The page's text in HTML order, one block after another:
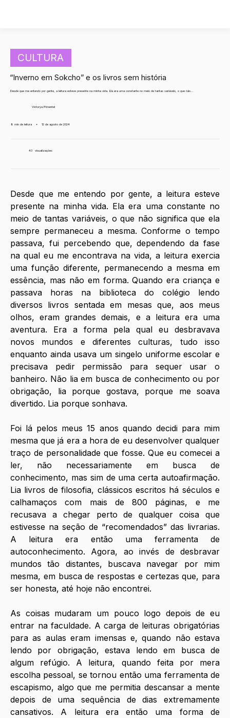
CULTURA
“Inverno em Sokcho” e os livros sem história
Desde que me entendo por gente, a leitura esteve presente na minha vida. Ela era uma constante no meio de tantas variáveis, o que não...
Victorya Pimentel
8 min de leitura • 12 de agosto de 2024
43 visualizações
Desde que me entendo por gente, a leitura esteve
presente na minha vida. Ela era uma constante no
meio de tantas variáveis, o que não significa que ela
sempre permaneceu a mesma. Conforme o tempo
passava, fui percebendo que, dependendo da fase
na qual eu me encontrava na vida, a leitura exercia
uma função diferente, permanecendo a mesma em
essência, mas não em forma. Quando era criança e
passava horas na biblioteca do colégio lendo
diversos livros sentada em mesas que, aos meus
olhos, eram grandes demais, e a leitura era uma
aventura. Era a forma pela qual eu desbravava
novos mundos e diferentes culturas, tudo isso
enquanto ainda usava um singelo uniforme escolar e
precisava pedir permissão para sequer usar o
banheiro. Não lia em busca de conhecimento ou por
obrigação, lia porque gostava, porque me soava
divertido. Lia porque sonhava.
Foi lá pelos meus 15 anos quando decidi para mim
mesma que já era a hora de eu desenvolver qualquer
traço de personalidade que fosse. Que eu comecei a
ler, não necessariamente em busca de
conhecimento, mas sim de uma certa autoafirmação.
Lia livros de filosofia, clássicos escritos há séculos e
calhamaços com mais de 800 páginas, e me
recusava a chegar perto de qualquer coisa que
estivesse na seção de “recomendados” das livrarias.
A leitura era então uma ferramenta de
autoconhecimento. Agora, ao invés de desbravar
mundos tão distantes, buscava navegar por mim
mesma, em busca de respostas e certezas que, para
ser honesta, até hoje não encontrei.
As coisas mudaram um pouco logo depois de eu
entrar na faculdade. A carga de leituras obrigatórias
para as aulas eram imensas e, quando não estava
lendo por obrigação, estava lendo em busca de
algum refúgio. A leitura, quando feita por mera
escolha pessoal, se tornou então uma ferramenta de
escapismo, algo que me permitia descansar a mente
depois de uma sequência de dias extremamente
cansativos. A leitura era então uma forma de